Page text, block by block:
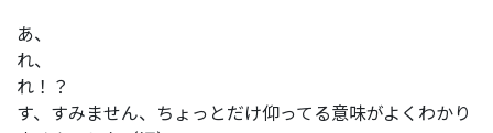
あ、
れ、
れ！？
す、すみません、ちょっとだけ仰ってる意味がよくわかり